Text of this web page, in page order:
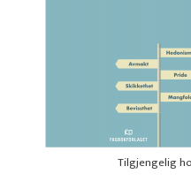
Tilgjengelig